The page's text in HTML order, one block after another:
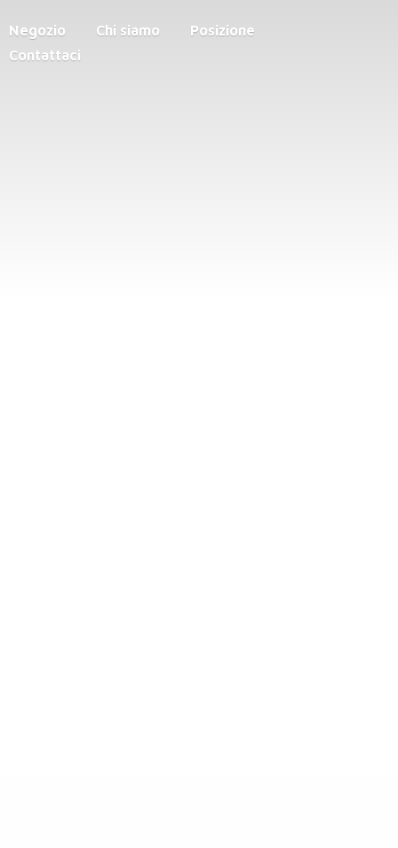
Negozio Chi siamo
Posizione
Contattaci